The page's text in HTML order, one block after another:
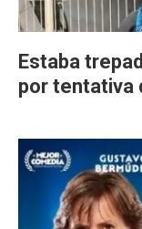
Estaba
por tentativa